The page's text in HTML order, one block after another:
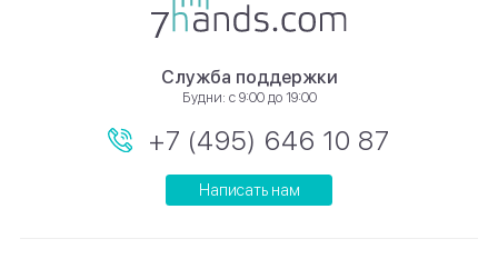
Служба поддержки
Будни: с 9:00 до 19:00
+7 (495) 646 10 87
Написать нам